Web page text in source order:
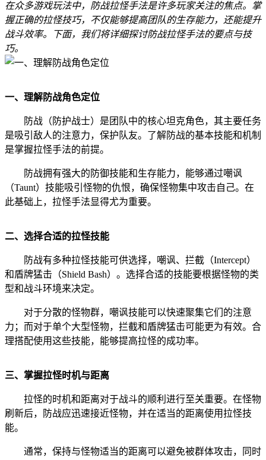
在众多游戏玩法中，防战拉怪手法是许多玩家关注的焦点。掌
握正确的拉怪技巧，不仅能够提高团队的生存能力，还能提升
战斗效率。下面，我们将详细探讨防战拉怪手法的要点与技
巧。
一、理解防战角色定位
防战（防护战士）是团队中的核心坦克角色，其主要任务
是吸引敌人的注意力，保护队友。了解防战的基本技能和机制
是掌握拉怪手法的前提。
防战拥有强大的防御技能和生存能力，能够通过嘲讽
（Taunt）技能吸引怪物的仇恨，确保怪物集中攻击自己。在
此基础上，拉怪手法显得尤为重要。
二、选择合适的拉怪技能
防战有多种拉怪技能可供选择，嘲讽、拦截（Intercept）
和盾牌猛击（Shield Bash）。选择合适的技能要根据怪物的类
型和战斗环境来决定。
对于分散的怪物群，嘲讽技能可以快速聚集它们的注意
力；而对于单个大型怪物，拦截和盾牌猛击可能更为有效。合
理搭配使用这些技能，能够提高拉怪的成功率。
三、掌握拉怪时机与距离
拉怪的时机和距离对于战斗的顺利进行至关重要。在怪物
刷新后，防战应迅速接近怪物，并在适当的距离使用拉怪技
能。
通常，保持与怪物适当的距离可以避免被群体攻击，同时